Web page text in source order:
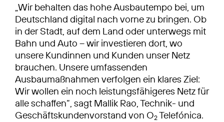
„Wir behalten das hohe Ausbautempo bei, um
Deutschland digital nach vorne zu bringen. Ob
in der Stadt, auf dem Land oder unterwegs mit
Bahn und Auto – wir investieren dort, wo
unsere Kundinnen und Kunden unser Netz
brauchen. Unsere umfassenden
Ausbaumaßnahmen verfolgen ein klares Ziel:
Wir wollen ein noch leistungsfähigeres Netz für
alle schaffen“, sagt Mallik Rao, Technik- und
Geschäftskundenvorstand von O2Telefónica.